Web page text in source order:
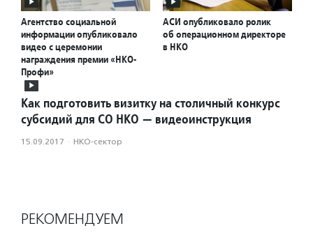
Агентство социальной
информации опубликовало
видео с церемонии
награждения премии «НКО-
Профи»
АСИ опубликовало ролик
об операционном директоре
в НКО
Как подготовить визитку на столичный конкурс
субсидий для СО НКО — видеоинструкция
15.09.2017 · НКО-сектор
РЕКОМЕНДУЕМ